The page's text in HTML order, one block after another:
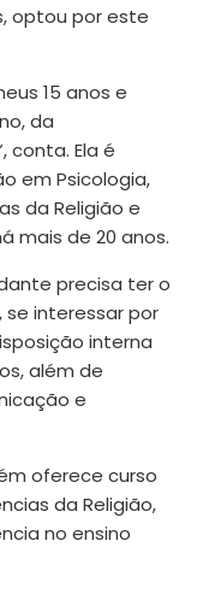
optou por este
15 anos e
da
Ela é
em Psicologia,
da Religião e
mais de 20 anos.
precisa ter o
interessar por
interna
além de
e
oferece curso
da Religião,
no ensino